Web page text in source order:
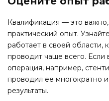
Квалификация — это
практический опыт.
работает в своей области,
проводит чаще всего. Если
операция, например,
проводил ее многократно
результаты.